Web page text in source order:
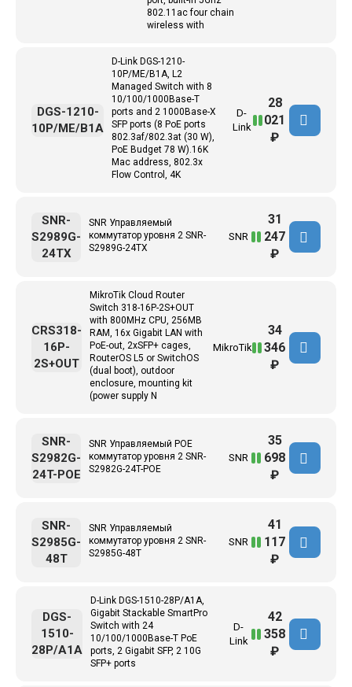
802.11ac four chain
wireless with
D-Link DGS-1210-
10P/ME/B1A, L2
Managed Switch with 8
10/100/1000Base-T
ports and 2 1000Base-X
SFP ports (8 PoE ports
802.3af/802.3at (30 W),
PoE Budget 78 W).16K
Mac address, 802.3x
Flow Control, 4K
D-
Link
DGS-1210-
10P/ME/B1A
28
021
₽
SNR Управляемый
коммутатор уровня 2 SNR-
S2989G-24TX
SNR
SNR-
S2989G-
24TX
31
247
₽
MikroTik Cloud Router
Switch 318-16P-2S+OUT
with 800MHz CPU, 256MB
RAM, 16x Gigabit LAN with
PoE-out, 2xSFP+ cages,
RouterOS L5 or SwitchOS
(dual boot), outdoor
enclosure, mounting kit
(power supply N
MikroTik
CRS318-
16P-
2S+OUT
34
346
₽
SNR Управляемый POE
коммутатор уровня 2 SNR-
S2982G-24T-POE
SNR
SNR-
S2982G-
24T-POE
35
698
₽
SNR Управляемый
коммутатор уровня 2 SNR-
S2985G-48T
SNR
SNR-
S2985G-
48T
41
117
₽
D-Link DGS-1510-28P/A1A,
Gigabit Stackable SmartPro
Switch with 24
10/100/1000Base-T PoE
ports, 2 Gigabit SFP, 2 10G
SFP+ ports
D-
Link
DGS-
1510-
28P/A1A
42
358
₽